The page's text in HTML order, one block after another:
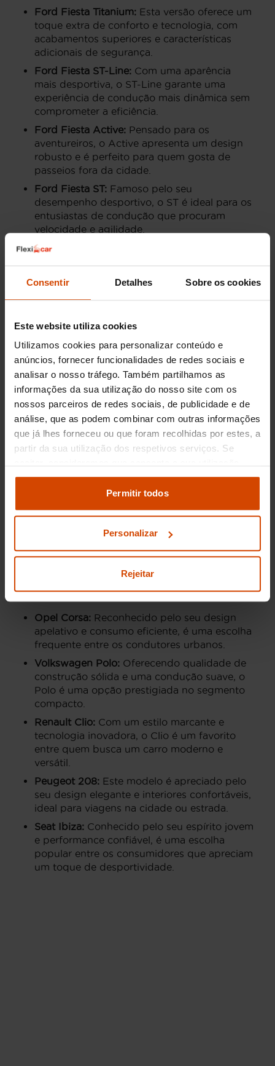
Consentir Detalhes Sobre os cookies
Este website utiliza cookies
Utilizamos cookies para personalizar conteúdo e
anúncios, fornecer funcionalidades de redes sociais e
analisar o nosso tráfego. Também partilhamos as
informações da sua utilização do nosso site com os
nossos parceiros de redes sociais, de publicidade e de
análise, que as podem combinar com outras informações
que já lhes forneceu ou que foram recolhidas por estes, a
partir da sua utilização dos respetivos serviços. Se
Pode modificar as suas opções de consentimento e
definições de cookies
definições e saber mais na nossa
Permitir todos
Personalizar
Rejeitar
Ford Fiesta Titanium: Esta versão oferece um
toque extra de conforto e tecnologia, com
acabamentos superiores e características
adicionais de segurança.
Ford Fiesta ST-Line: Com uma aparência
mais desportiva, o ST-Line garante uma
experiência de condução mais dinâmica sem
comprometer a eficiência.
Ford Fiesta Active: Pensado para os
aventureiros, o Active apresenta um design
robusto e é perfeito para quem gosta de
passeios fora da cidade.
Ford Fiesta ST: Famoso pelo seu
desempenho desportivo, o ST é ideal para os
entusiastas de condução que procuram
velocidade e agilidade.
Preços do Ford Fiesta
de ocasião em Portugal
mostra uma faixa de preços variada para o Ford
Fiesta, com valores que geralmente oscilam
entre 7.000€ e 18.000€, dependendo do ano de
fabricação, quilometragem e estado geral do
veículo. O Fiesta destaca-se pelo seu excelente
equilíbrio entre desempenho, estilo
contemporâneo e valorização de mercado,
tornando-o uma escolha sensata para quem
procura um carro confiável e atrativo.
Outras opções
semelhantes ao Ford
Para os compradores que estão a considerar um
que podem igualmente satisfazer as suas
expectativas em termos de estilo e desempenho:
Opel Corsa: Reconhecido pelo seu design
apelativo e consumo eficiente, é uma escolha
frequente entre os condutores urbanos.
Volkswagen Polo: Oferecendo qualidade de
construção sólida e uma condução suave, o
Polo é uma opção prestigiada no segmento
compacto.
Renault Clio: Com um estilo marcante e
tecnologia inovadora, o Clio é um favorito
entre quem busca um carro moderno e
versátil.
Peugeot 208: Este modelo é apreciado pelo
seu design elegante e interiores confortáveis,
ideal para viagens na cidade ou estrada.
Seat Ibiza: Conhecido pelo seu espírito jovem
e performance confiável, é uma escolha
popular entre os consumidores que apreciam
um toque de desportividade.